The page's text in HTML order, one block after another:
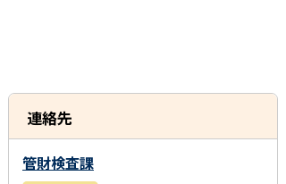
連絡先
管財検査課